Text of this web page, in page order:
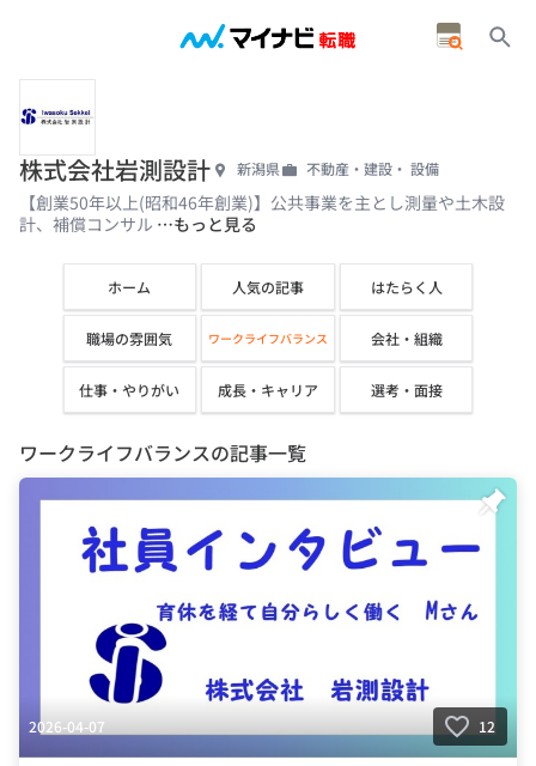
株式会社岩測設計 新潟県 不動産・建設・ 設備
【創業50年以上(昭和46年創業)】公共事業を主とし測量や土木設
計、補償コンサル …もっと見る
ホーム 人気の記事 はたらく人
職場の雰囲気 ワークライフバランス 会社・組織
仕事・やりがい 成長・キャリア 選考・面接
ワークライフバランスの記事一覧
2026-04-07 12